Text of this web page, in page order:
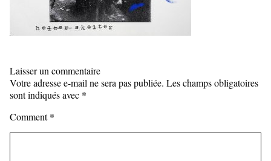
Laisser un commentaire
Votre adresse e-mail ne sera pas publiée. Les champs obligatoires
sont indiqués avec *
Comment*